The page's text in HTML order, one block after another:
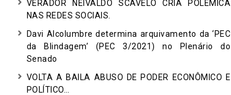
VERADOR NEIVALDO SCAVELO CRIA POLÊMICA
NAS REDES SOCIAIS.
Davi Alcolumbre determina arquivamento da ‘PEC
da Blindagem’ (PEC 3/2021) no Plenário do
Senado
VOLTA A BAILA ABUSO DE PODER ECONÔMICO E
POLÍTICO…